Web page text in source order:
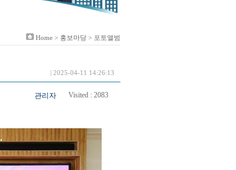
Home > 홍보마당 > 포토앨범
| 2025-04-11 14:26:13
관리자 Visited : 2083